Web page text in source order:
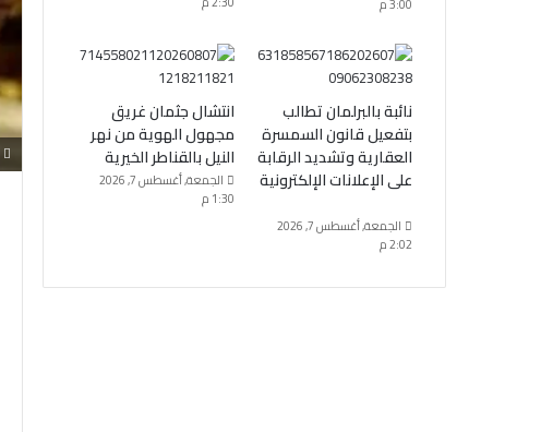
نائبة بالبرلمان تطالب
بتفعيل قانون السمسرة
العقارية وتشديد الرقابة
على الإعلانات الإلكترونية
الجمعة, أغسطس 7, 2026
2:02 م
انتشال جثمان غريق
مجهول الهوية من نهر
النيل بالقناطر الخيرية
الجمعة, أغسطس 7, 2026
1:30 م